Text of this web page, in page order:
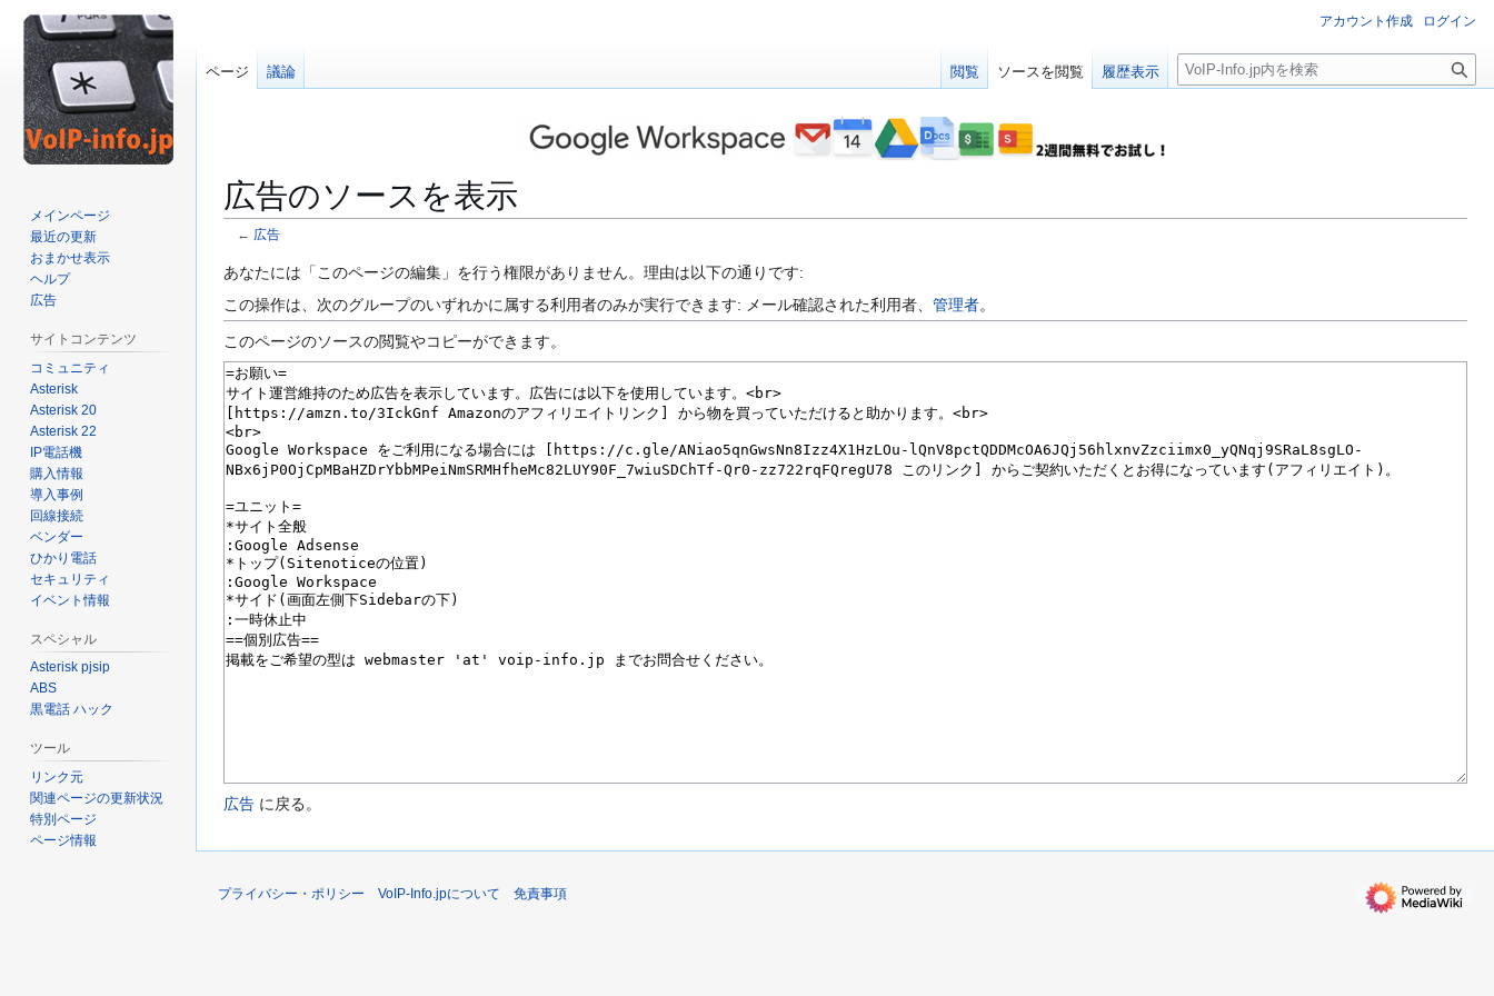
広告のソースを表示
← 広告
ナ
ビ
ゲ
ー
シ
ョ
ン
に
移
検
索
に
移
動
あなたには「このページの編集」を行う権限がありません。理由は以下の通りです:
この操作は、次のグループのいずれかに属する利用者のみが実行できます: メール確認された利用者、 管理者。
このページのソースの閲覧やコピーができます。
広告 に戻る。
アカウント作成 ログイン
ページ 議論 閲覧 ソースを閲覧 履歴表示
検
索
メインページ
最近の更新
おまかせ表示
ヘルプ
広告
サイトコンテンツ
コミュニティ
Asterisk
Asterisk 20
Asterisk 22
IP電話機
購入情報
導入事例
回線接続
ベンダー
ひかり電話
セキュリティ
イベント情報
スペシャル
Asterisk pjsip
ABS
黒電話 ハック
ツール
リンク元
関連ページの更新状況
特別ページ
ページ情報
プライバシー・ポリシー VoIP-Info.jpについて 免責事項